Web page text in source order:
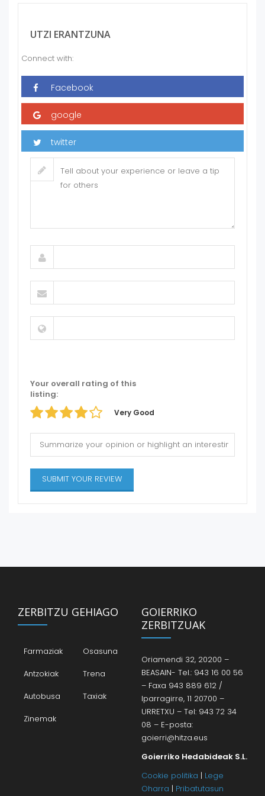
UTZI ERANTZUNA
Connect with:
Your overall rating of this
listing:
Very Good
ZERBITZU GEHIAGO
Farmaziak
Osasuna
Antzokiak
Trena
Autobusa
Taxiak
Zinemak
GOIERRIKO
ZERBITZUAK
Oriamendi 32, 20200 –
BEASAIN- Tel.: 943 16 00 56
– Faxa 943 889 612 /
Iparragirre, 11 20700 –
URRETXU – Tel: 943 72 34
08 – E-posta:
goierri@hitza.eus
Goierriko Hedabideak S.L.
Cookie politika | Lege
Oharra | Pribatutasun